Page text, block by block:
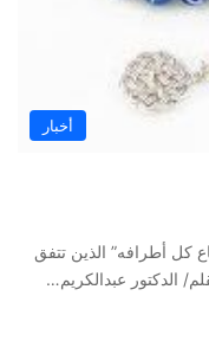
أخبار
كل أطرافه” الذين تتفق
الدكتور عبدالكريم…